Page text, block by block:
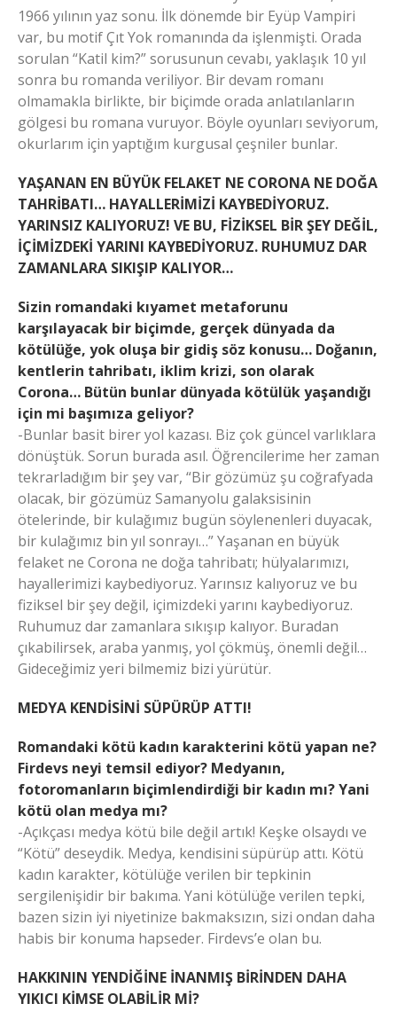
1966 yılının yaz sonu. İlk dönemde bir Eyüp Vampiri
var, bu motif Çıt Yok romanında da işlenmişti. Orada
sorulan “Katil kim?” sorusunun cevabı, yaklaşık 10 yıl
sonra bu romanda veriliyor. Bir devam romanı
olmamakla birlikte, bir biçimde orada anlatılanların
gölgesi bu romana vuruyor. Böyle oyunları seviyorum,
okurlarım için yaptığım kurgusal çeşniler bunlar.
YAŞANAN EN BÜYÜK FELAKET NE CORONA NE DOĞA
TAHRİBATI… HAYALLERİMİZİ KAYBEDİYORUZ.
YARINSIZ KALIYORUZ! VE BU, FİZİKSEL BİR ŞEY DEĞİL,
İÇİMİZDEKİ YARINI KAYBEDİYORUZ. RUHUMUZ DAR
ZAMANLARA SIKIŞIP KALIYOR…
Sizin romandaki kıyamet metaforunu
karşılayacak bir biçimde, gerçek dünyada da
kötülüğe, yok oluşa bir gidiş söz konusu… Doğanın,
kentlerin tahribatı, iklim krizi, son olarak
Corona… Bütün bunlar dünyada kötülük yaşandığı
için mi başımıza geliyor?
-Bunlar basit birer yol kazası. Biz çok güncel varlıklara
dönüştük. Sorun burada asıl. Öğrencilerime her zaman
tekrarladığım bir şey var, “Bir gözümüz şu coğrafyada
olacak, bir gözümüz Samanyolu galaksisinin
ötelerinde, bir kulağımız bugün söylenenleri duyacak,
bir kulağımız bin yıl sonrayı…” Yaşanan en büyük
felaket ne Corona ne doğa tahribatı; hülyalarımızı,
hayallerimizi kaybediyoruz. Yarınsız kalıyoruz ve bu
fiziksel bir şey değil, içimizdeki yarını kaybediyoruz.
Ruhumuz dar zamanlara sıkışıp kalıyor. Buradan
çıkabilirsek, araba yanmış, yol çökmüş, önemli değil…
Gideceğimiz yeri bilmemiz bizi yürütür.
MEDYA KENDİSİNİ SÜPÜRÜP ATTI!
Romandaki kötü kadın karakterini kötü yapan ne?
Firdevs neyi temsil ediyor? Medyanın,
fotoromanların biçimlendirdiği bir kadın mı? Yani
kötü olan medya mı?
-Açıkçası medya kötü bile değil artık! Keşke olsaydı ve
“Kötü” deseydik. Medya, kendisini süpürüp attı. Kötü
kadın karakter, kötülüğe verilen bir tepkinin
sergilenişidir bir bakıma. Yani kötülüğe verilen tepki,
bazen sizin iyi niyetinize bakmaksızın, sizi ondan daha
habis bir konuma hapseder. Firdevs’e olan bu.
HAKKININ YENDİĞİNE İNANMIŞ BİRİNDEN DAHA
YIKICI KİMSE OLABİLİR Mİ?